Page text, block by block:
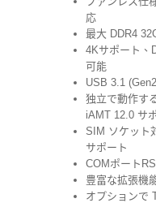
応
最大 DDR4
4Kサポート、
可能
USB 3.1
独立で動作す
iAMT 12.0 サ
SIM ソケット
サポート
COMポート
豊富な拡張機
オプションで